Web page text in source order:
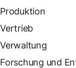
Produktion
Vertrieb
Verwaltung
Forschung und